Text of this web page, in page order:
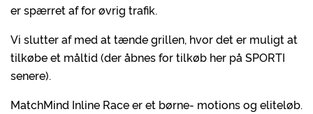
er spærret af for øvrig trafik.
Vi slutter af med at tænde grillen, hvor det er muligt at
tilkøbe et måltid (der åbnes for tilkøb her på SPORTI
senere).
MatchMind Inline Race er et børne- motions og eliteløb.